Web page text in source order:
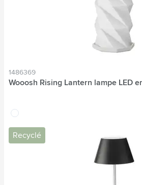
1486369
Wooosh Rising Lantern lampe LED
blanc
Recyclé